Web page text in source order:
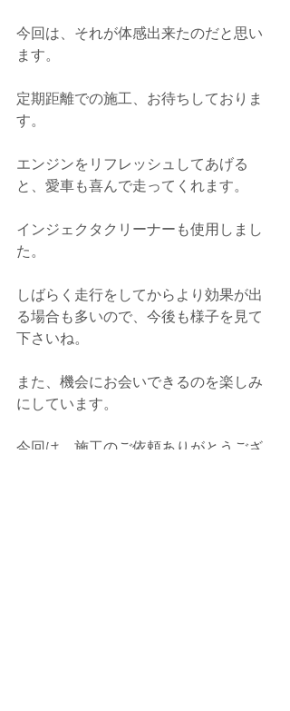
今回は、それが体感出来たのだと思い
ます。
定期距離での施工、お待ちしておりま
す。
エンジンをリフレッシュしてあげる
と、愛車も喜んで走ってくれます。
インジェクタクリーナーも使用しまし
た。
しばらく走行をしてからより効果が出
る場合も多いので、 今後も様子を見て
下さいね。
また、機会にお会いできるのを楽しみ
にしています。
今回は、施工のご依頼ありがとうござ